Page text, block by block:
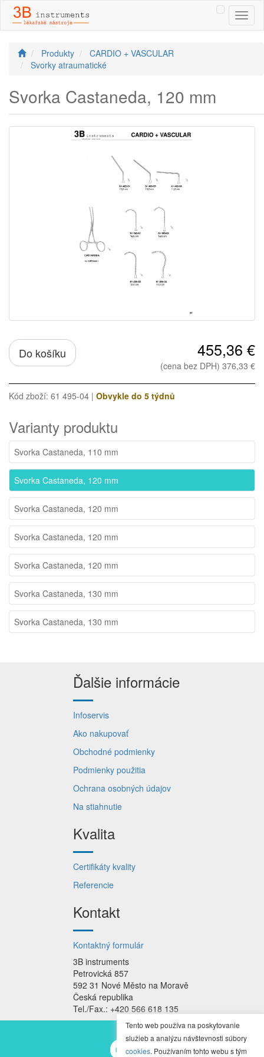
Produkty
CARDIO + VASCULAR
Svorky atraumatické
Svorka Castaneda, 120 mm
Do košíku 455,36 €
(cena bez DPH) 376,33 €
Kód zboží: 61 495-04 | Obvykle do 5 týdnů
Varianty produktu
Svorka Castaneda, 110 mm
Svorka Castaneda, 120 mm
Svorka Castaneda, 120 mm
Svorka Castaneda, 120 mm
Svorka Castaneda, 120 mm
Svorka Castaneda, 130 mm
Svorka Castaneda, 130 mm
Ďalšie informácie
Infoservis
Ako nakupovať
Obchodné podmienky
Podmienky použitia
Ochrana osobných údajov
Na stiahnutie
Kvalita
Certifikáty kvality
Referencie
Kontakt
Kontaktný formulár
3B instruments
Petrovická 857
592 31 Nové Město na Moravě
Česká republika
Tel./Fax.: +420 566 618 135
Tento web používa na poskytovanie
služieb a analýzu návštevnosti súbory
cookies. Používaním tohto webu s tým